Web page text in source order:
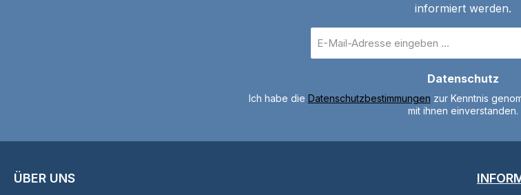
informiert werden.
Mail-
Datenschutz
Ich habe die Datenschutzbestimmungen zur Kenntnis
mit ihnen einverstanden.
ÜBER UNS